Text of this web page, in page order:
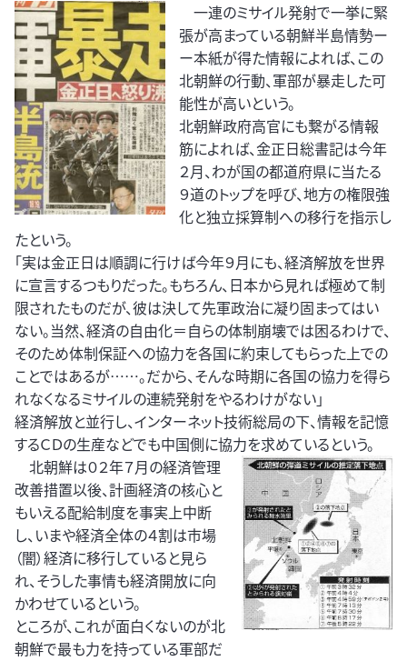
一連のミサイル発射で一挙に緊
張が高まっている朝鮮半島情勢ー
ー本紙が得た情報によれば、この
北朝鮮の行動、軍部が暴走した可
能性が高いという。
北朝鮮政府高官にも繋がる情報
筋によれば、金正日総書記は今年
２月、わが国の都道府県に当たる
９道のトップを呼び、地方の権限強
化と独立採算制への移行を指示し
たという。
「実は金正日は順調に行けば今年９月にも、経済解放を世界
に宣言するつもりだった。もちろん、日本から見れば極めて制
限されたものだが、彼は決して先軍政治に凝り固まってはい
ない。当然、経済の自由化＝自らの体制崩壊では困るわけで、
そのため体制保証への協力を各国に約束してもらった上での
ことではあるが……。だから、そんな時期に各国の協力を得ら
れなくなるミサイルの連続発射をやるわけがない」
経済解放と並行し、インターネット技術総局の下、情報を記憶
するＣＤの生産などでも中国側に協力を求めているという。
北朝鮮は０２年７月の経済管理
改善措置以後、計画経済の核心と
もいえる配給制度を事実上中断
し、いまや経済全体の４割は市場
（闇）経済に移行していると見ら
れ、そうした事情も経済開放に向
かわせているという。
ところが、これが面白くないのが北
朝鮮で最も力を持っている軍部だ